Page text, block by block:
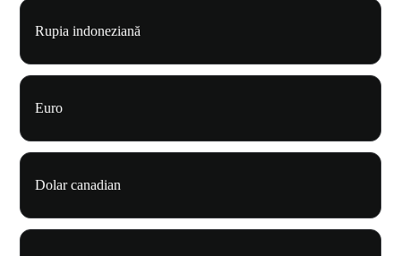
Rupia indoneziană
Euro
Dolar canadian